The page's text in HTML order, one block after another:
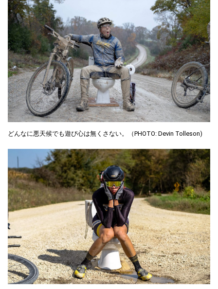
どんなに悪天候でも遊び心は無くさない。（PHOTO: Devin Tolleson)